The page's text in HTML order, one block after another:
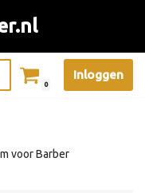
0
Inloggen
voor Barber